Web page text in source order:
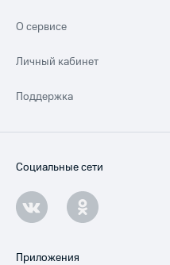
О сервисе
Личный кабинет
Поддержка
Социальные сети
Приложения